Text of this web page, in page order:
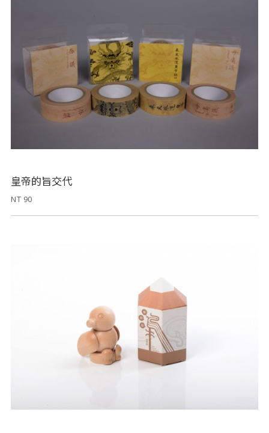
皇帝的旨交代
NT 90